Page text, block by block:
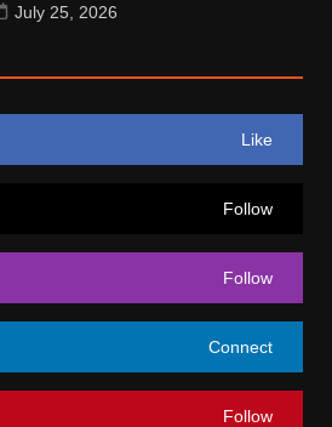
July 25, 2026
Like
Follow
Follow
Connect
Follow